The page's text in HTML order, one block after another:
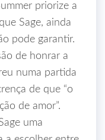
priorize a
Sage, ainda
pode garantir.
de honrar a
numa partida
de que “o
de amor”.
uma